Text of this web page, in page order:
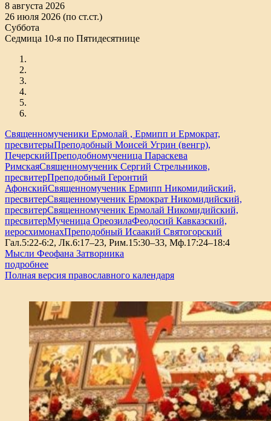
8 августа 2026
26 июля 2026 (по ст.ст.)
Суббота
Седмица 10-я по Пятидесятнице
Священномученики Ермолай , Ермипп и Ермократ,
пресвитерыПреподобный Моисей Угрин (венгр),
ПечерскийПреподобномученица Параскева
РимскаяСвященномученик Сергий Стрельников,
пресвитерПреподобный Геронтий
АфонскийСвященномученик Ермипп Никомидийский,
пресвитерСвященномученик Ермократ Никомидийский,
пресвитерСвященномученик Ермолай Никомидийский,
пресвитерМученица ОреозилаФеодосий Кавказский,
иеросхимонахПреподобный Исаакий Святогорский
Гал.5:22-6:2, Лк.6:17–23, Рим.15:30–33, Мф.17:24–18:4
Мысли Феофана Затворника
подробнее
Полная версия православного календаря